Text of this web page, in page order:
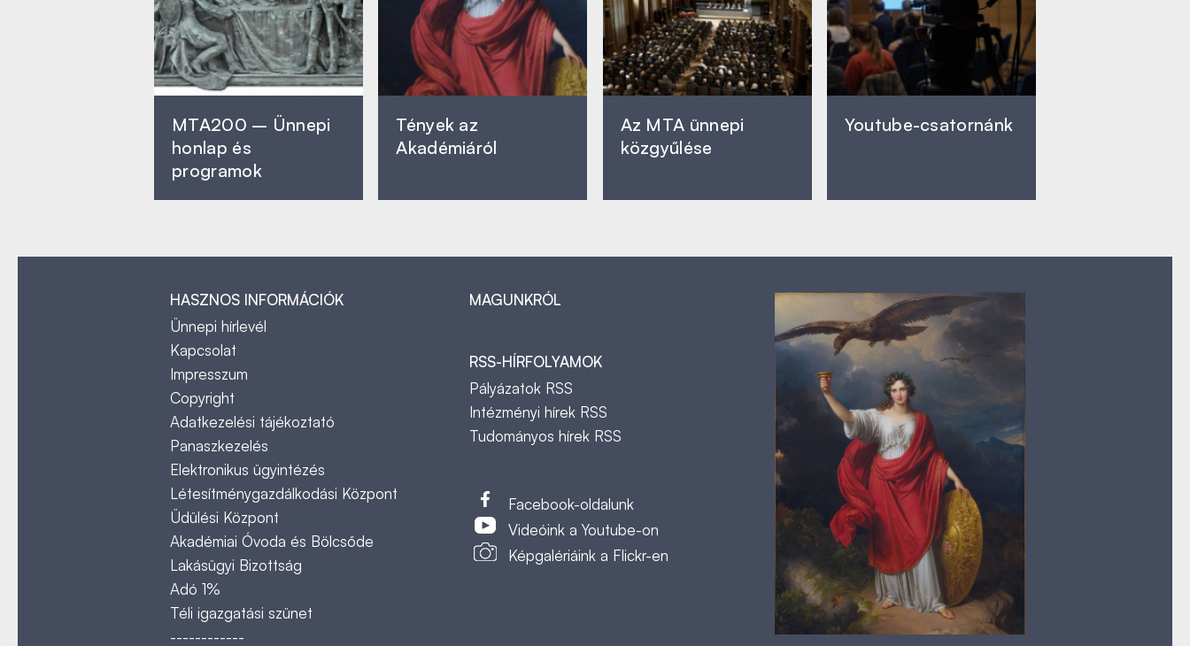
MTA200 – Ünnepi
honlap és
programok
Tények az
Akadémiáról
Az MTA ünnepi
közgyűlése
Youtube-csatornánk
HASZNOS INFORMÁCIÓK
Ünnepi hírlevél
Kapcsolat
Impresszum
Copyright
Adatkezelési tájékoztató
Panaszkezelés
Elektronikus ügyintézés
Létesítménygazdálkodási Központ
Üdülési Központ
Akadémiai Óvoda és Bölcsőde
Lakásügyi Bizottság
Adó 1%
Téli igazgatási szünet
------------
MAGUNKRÓL
RSS-HÍRFOLYAMOK
Pályázatok RSS
Intézményi hírek RSS
Tudományos hírek RSS
Facebook-oldalunk
Videóink a Youtube-on
Képgalériáink a Flickr-en